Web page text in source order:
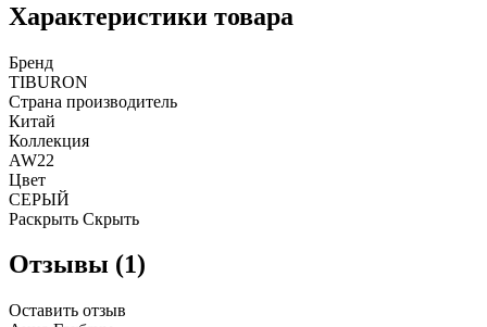
Характеристики товара
Бренд
TIBURON
Страна производитель
Китай
Коллекция
AW22
Цвет
СЕРЫЙ
Раскрыть Скрыть
Отзывы (1)
Оставить отзыв